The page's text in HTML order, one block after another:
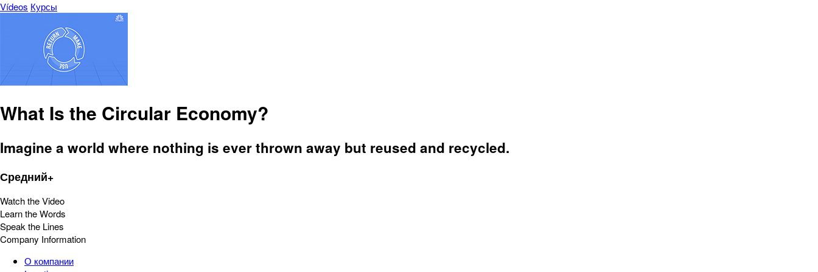
Vídeos Курсы
What Is the Circular Economy?
Imagine a world where nothing is ever thrown away but reused and recycled.
Средний+
Watch the Video
Learn the Words
Speak the Lines
Company Information
О компании